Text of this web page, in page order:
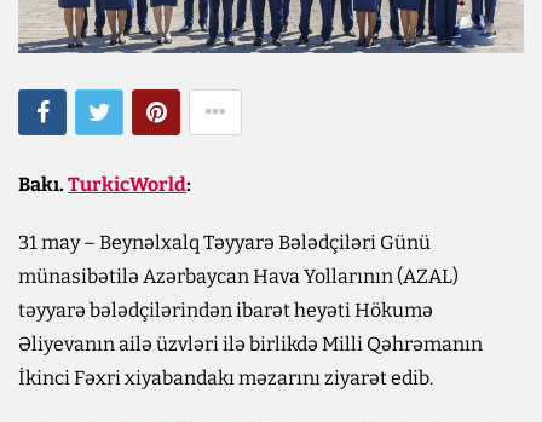
Bakı. TurkicWorld:
31 may – Beynəlxalq Təyyarə Bələdçiləri Günü
münasibətilə Azərbaycan Hava Yollarının (AZAL)
təyyarə bələdçilərindən ibarət heyəti Hökumə
Əliyevanın ailə üzvləri ilə birlikdə Milli Qəhrəmanın
İkinci Fəxri xiyabandakı məzarını ziyarət edib.